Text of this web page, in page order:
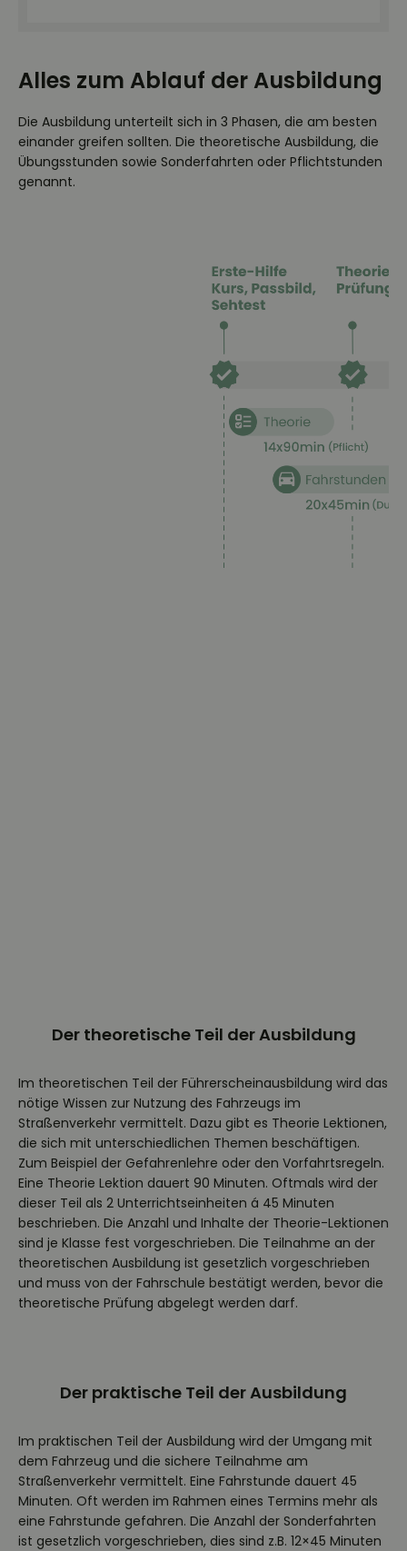
Alles zum Ablauf der Ausbildung
Die Ausbildung unterteilt sich in 3 Phasen, die am besten
einander greifen sollten. Die theoretische Ausbildung, die
Übungsstunden sowie Sonderfahrten oder Pflichtstunden
genannt.
Der theoretische Teil der Ausbildung
Im theoretischen Teil der Führerscheinausbildung wird das
nötige Wissen zur Nutzung des Fahrzeugs im
Straßenverkehr vermittelt. Dazu gibt es Theorie Lektionen,
die sich mit unterschiedlichen Themen beschäftigen.
Zum Beispiel der Gefahrenlehre oder den Vorfahrtsregeln.
Eine Theorie Lektion dauert 90 Minuten. Oftmals wird der
dieser Teil als 2 Unterrichtseinheiten á 45 Minuten
beschrieben. Die Anzahl und Inhalte der Theorie-Lektionen
sind je Klasse fest vorgeschrieben. Die Teilnahme an der
theoretischen Ausbildung ist gesetzlich vorgeschrieben
und muss von der Fahrschule bestätigt werden, bevor die
theoretische Prüfung abgelegt werden darf.
Der praktische Teil der Ausbildung
Im praktischen Teil der Ausbildung wird der Umgang mit
dem Fahrzeug und die sichere Teilnahme am
Straßenverkehr vermittelt. Eine Fahrstunde dauert 45
Minuten. Oft werden im Rahmen eines Termins mehr als
eine Fahrstunde gefahren. Die Anzahl der Sonderfahrten
ist gesetzlich vorgeschrieben, dies sind z.B. 12×45 Minuten